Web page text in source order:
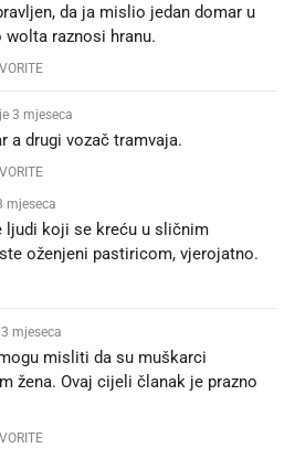
da ja mislio jedan domar u
raznosi hranu.
3 mjeseca
a drugi vozač tramvaja.
mjeseca
ljudi koji se kreću u sličnim
oženjeni pastiricom, vjerojatno.
mjeseca
misliti da su muškarci
žena. Ovaj cijeli članak je prazno